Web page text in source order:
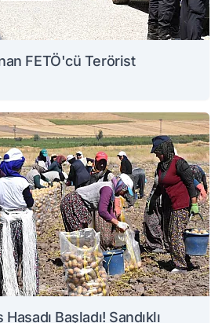
FETÖ'cü Terörist
Başladı! Sandıklı